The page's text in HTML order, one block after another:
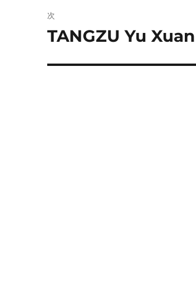
ゲ
稿:
次
次
投
TANGZU Yu Xuan